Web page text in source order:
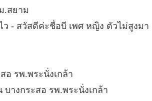
.สยาม
- สวัสดีค่ะชื่อบี เพศ หญิง ตัวไม่สูงมา
อ รพ.พระนั่งเกล้า
บางกระสอ รพ.พระนั่งเกล้า